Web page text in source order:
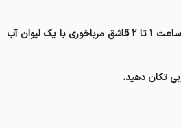
کودکان بالای ۳ سال: هر ۸ ساعت ۱ تا ۲ قاشق مرباخوری با یک لیوان آب
تکان دهید.